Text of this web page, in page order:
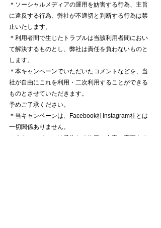
＊ソーシャルメディアの運用を妨害する行為、主旨
に違反する行為、弊社が不適切と判断する行為は禁
止いたします。
＊利用者間で生じたトラブルは当該利用者間におい
て解決するものとし、弊社は責任を負わないものと
します。
​＊本キャンペーンでいただいたコメントなどを、当
社が自由にこれを利用・二次利用することができる
ものとさせていただきます。
予めご了承ください。
＊当キャンペーンは、Facebook社Instagram社とは
一切関係ありません。
​＊本キャンペーンは予告なく終了・内容の変更をす